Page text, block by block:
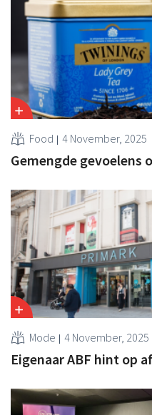
Food 4 November, 2025
Gemengde gevoelens
Mode 4 November, 2025
Eigenaar ABF hint op